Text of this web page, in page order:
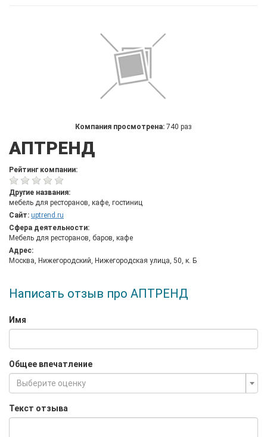
Компания просмотрена: 740 раз
АПТРЕНД
Рейтинг компании:
Другие названия:
мебель для ресторанов, кафе, гостиниц
Сайт: uptrend.ru
Сфера деятельности:
Мебель для ресторанов, баров, кафе
Адрес:
Москва, Нижегородский, Нижегородская улица, 50, к. Б
Написать отзыв про АПТРЕНД
Имя
Общее впечатление
Выберите оценку
Текст отзыва